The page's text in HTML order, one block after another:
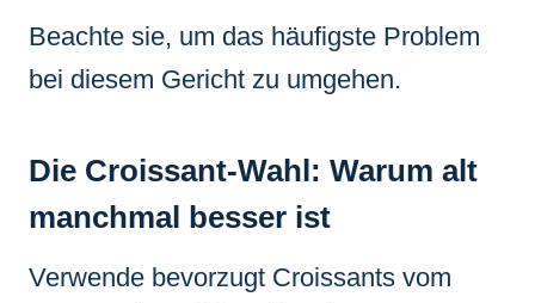
Beachte sie, um das häufigste Problem
bei diesem Gericht zu umgehen.
Die Croissant-Wahl: Warum alt
manchmal besser ist
Verwende bevorzugt Croissants vom